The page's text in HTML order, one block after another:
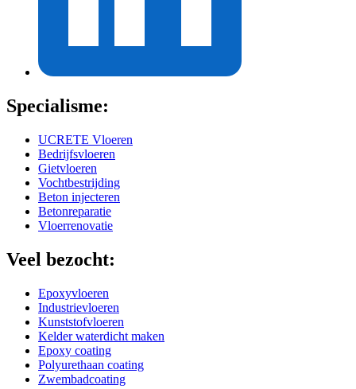
Specialisme:
UCRETE Vloeren
Bedrijfsvloeren
Gietvloeren
Vochtbestrijding
Beton injecteren
Betonreparatie
Vloerrenovatie
Veel bezocht:
Epoxyvloeren
Industrievloeren
Kunststofvloeren
Kelder waterdicht maken
Epoxy coating
Polyurethaan coating
Zwembadcoating